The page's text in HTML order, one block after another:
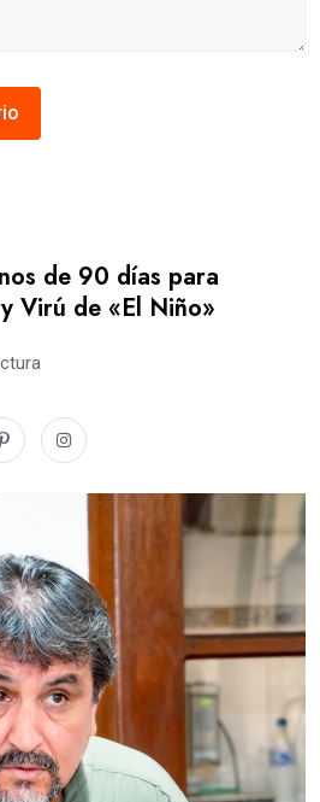
de 90 días para
Virú de «El Niño»